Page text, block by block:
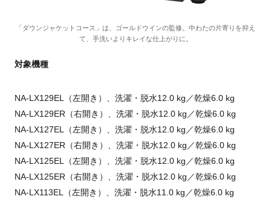
「ダウンジャケットコース」は、ゴールドウインの監修。中わたの片寄りを抑え
て、手洗いよりキレイな仕上がりに。
対象機種
NA-LX129EL（左開き）、洗濯・脱水12.0 kg／乾燥6.0 kg
NA-LX129ER（右開き）、洗濯・脱水12.0 kg／乾燥6.0 kg
NA-LX127EL（左開き）、洗濯・脱水12.0 kg／乾燥6.0 kg
NA-LX127ER（右開き）、洗濯・脱水12.0 kg／乾燥6.0 kg
NA-LX125EL（左開き）、洗濯・脱水12.0 kg／乾燥6.0 kg
NA-LX125ER（右開き）、洗濯・脱水12.0 kg／乾燥6.0 kg
NA-LX113EL（左開き）、洗濯・脱水11.0 kg／乾燥6.0 kg